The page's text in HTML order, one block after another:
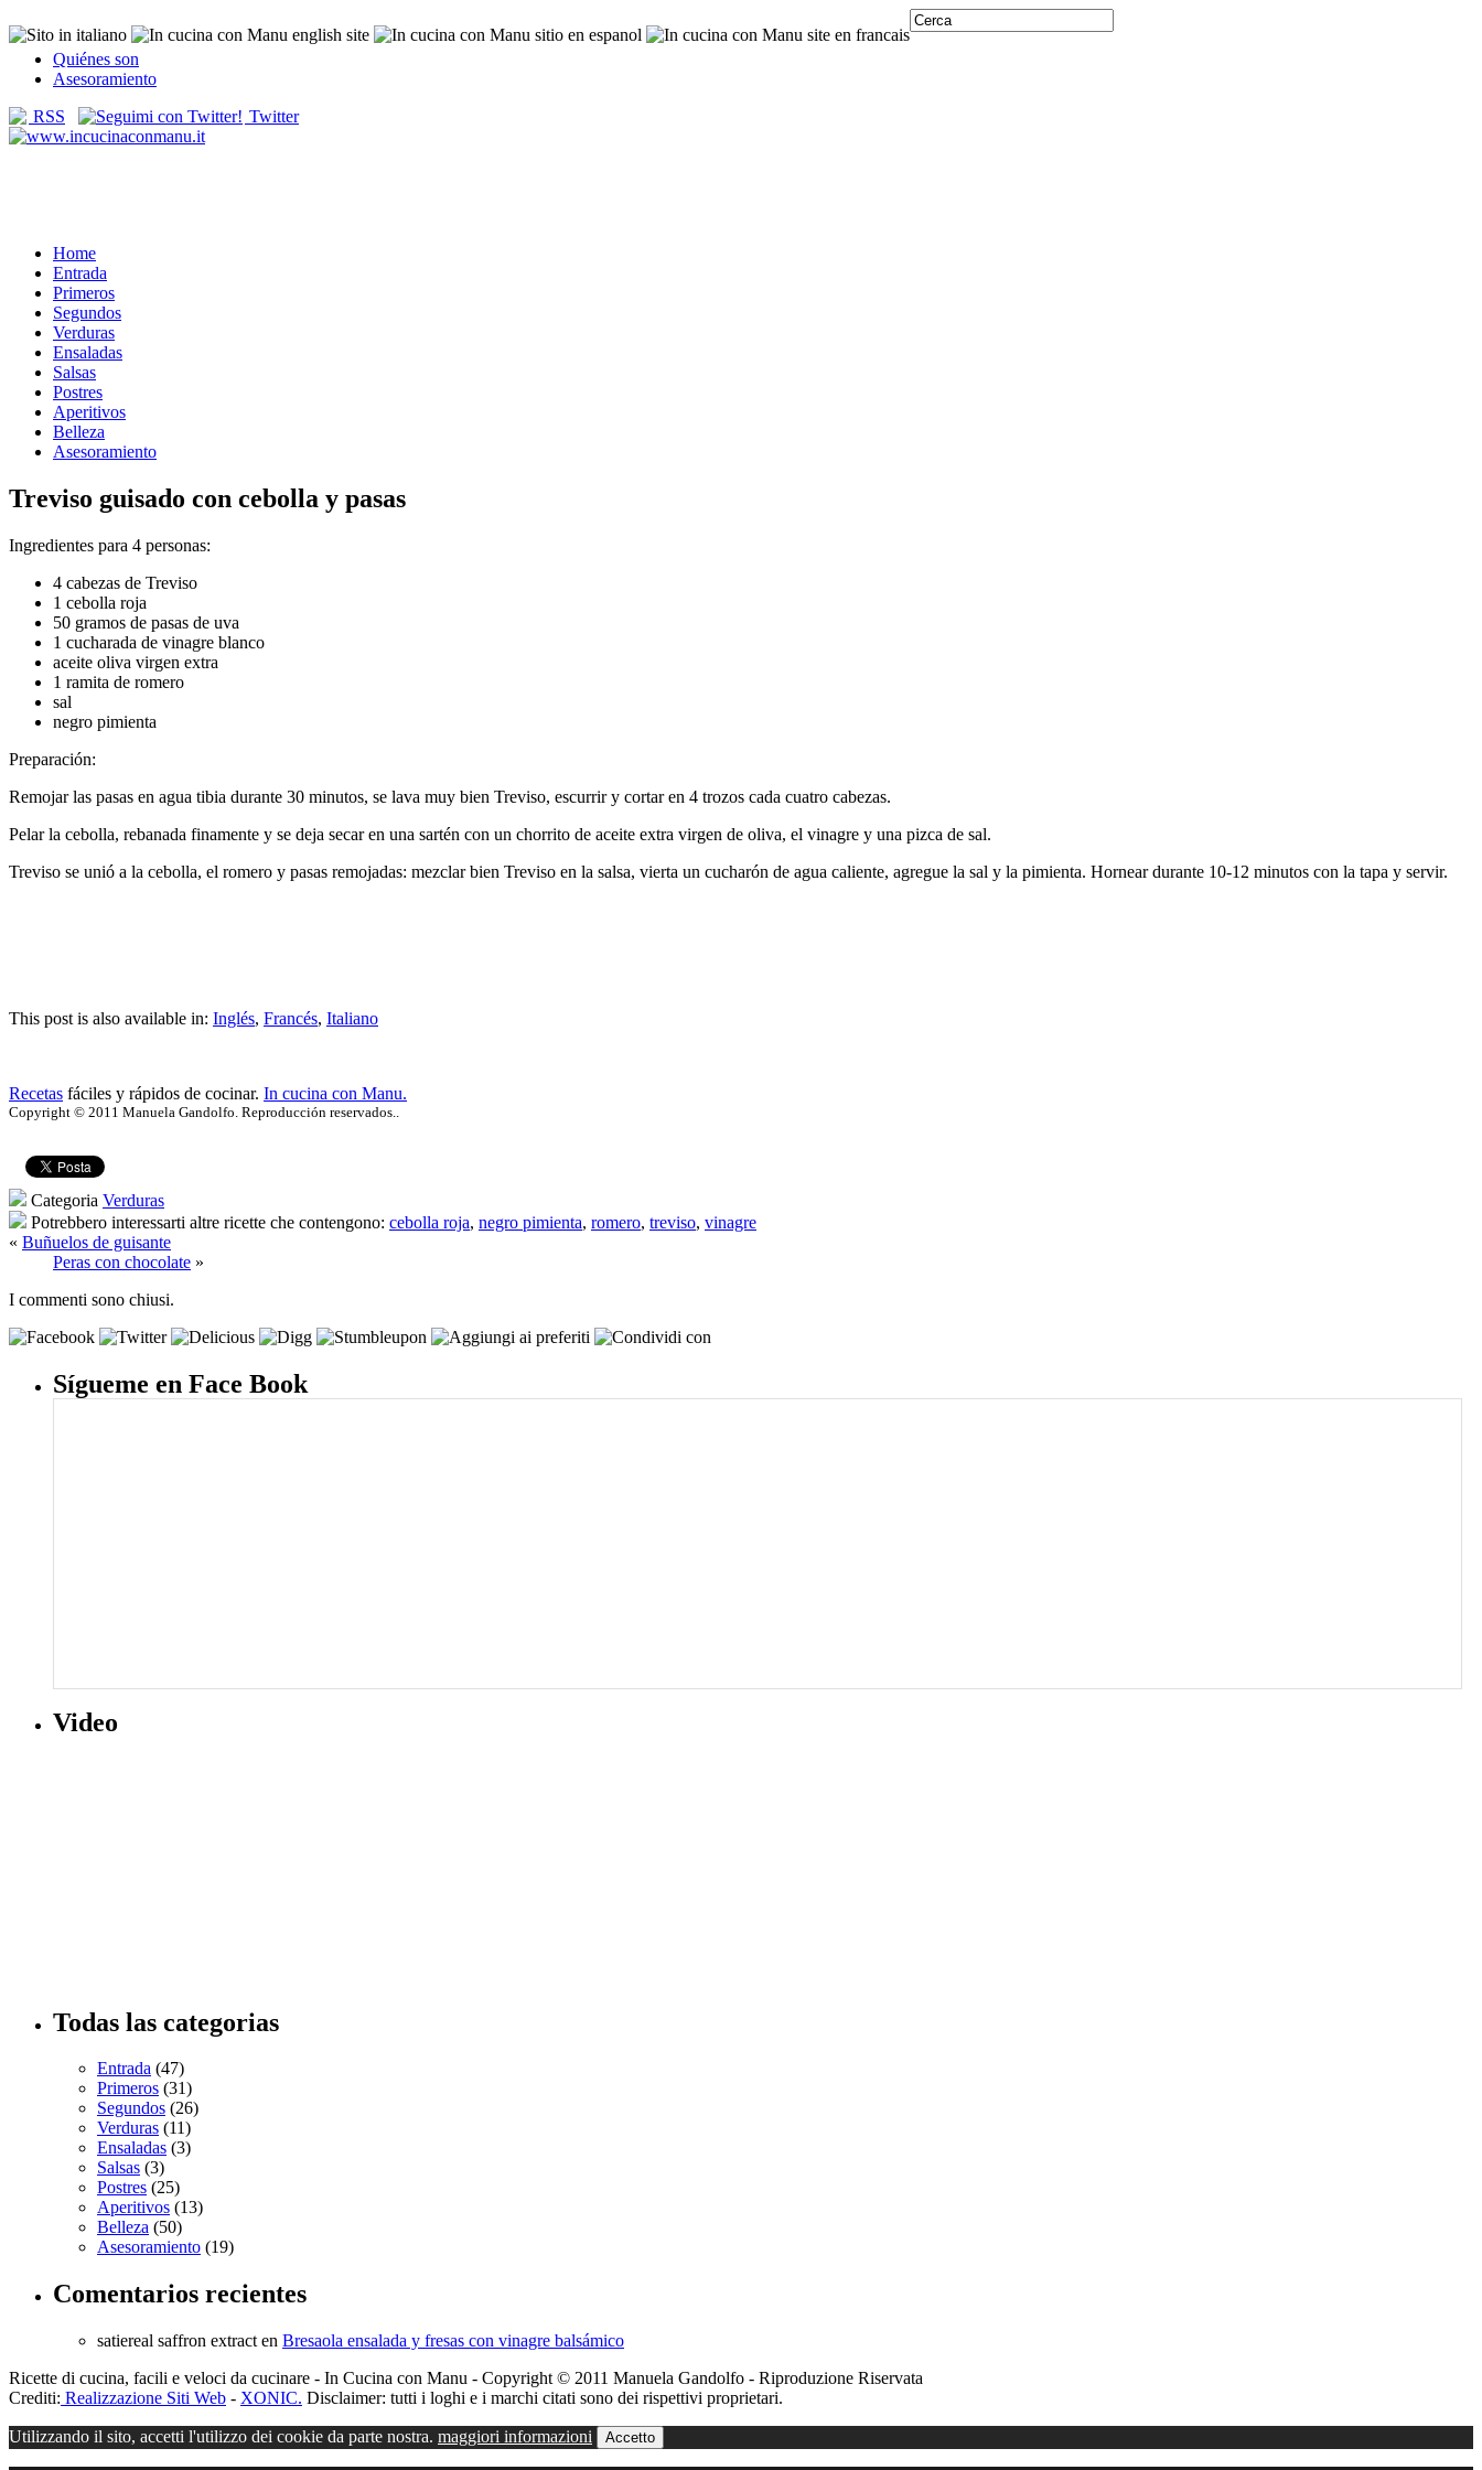
Quiénes son
Asesoramiento
RSS
Twitter
Home
Entrada
Primeros
Segundos
Verduras
Ensaladas
Salsas
Postres
Aperitivos
Belleza
Asesoramiento
Treviso guisado con cebolla y pasas
Ingredientes para 4 personas:
4 cabezas de Treviso
1 cebolla roja
50 gramos de pasas de uva
1 cucharada de vinagre blanco
aceite oliva virgen extra
1 ramita de romero
sal
negro pimienta
Preparación:
Remojar las pasas en agua tibia durante 30 minutos, se lava muy bien Treviso, escurrir y cortar en 4 trozos cada cuatro cabezas.
Pelar la cebolla, rebanada finamente y se deja secar en una sartén con un chorrito de aceite extra virgen de oliva, el vinagre y una pizca de sal.
Treviso se unió a la cebolla, el romero y pasas remojadas: mezclar bien Treviso en la salsa, vierta un cucharón de agua caliente, agregue la sal y la pimienta. Hornear durante 10-12 minutos con la tapa y servir.
This post is also available in: Inglés, Francés, Italiano
Recetas fáciles y rápidos de cocinar. In cucina con Manu.
Copyright © 2011 Manuela Gandolfo. Reproducción reservados..
Categoria Verduras
Potrebbero interessarti altre ricette che contengono: cebolla roja, negro pimienta, romero, treviso, vinagre
« Buñuelos de guisante
Peras con chocolate »
I commenti sono chiusi.
Sígueme en Face Book
Video
Todas las categorias
Entrada (47)
Primeros (31)
Segundos (26)
Verduras (11)
Ensaladas (3)
Salsas (3)
Postres (25)
Aperitivos (13)
Belleza (50)
Asesoramiento (19)
Comentarios recientes
satiereal saffron extract en Bresaola ensalada y fresas con vinagre balsámico
Ricette di cucina, facili e veloci da cucinare - In Cucina con Manu - Copyright © 2011 Manuela Gandolfo - Riproduzione Riservata
Crediti: Realizzazione Siti Web - XONIC. Disclaimer: tutti i loghi e i marchi citati sono dei rispettivi proprietari.
Utilizzando il sito, accetti l'utilizzo dei cookie da parte nostra. maggiori informazioni Accetto